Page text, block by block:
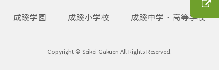
成蹊学園 成蹊小学校 成蹊中学・高等学校
Copyright © Seikei Gakuen All Rights Reserved.